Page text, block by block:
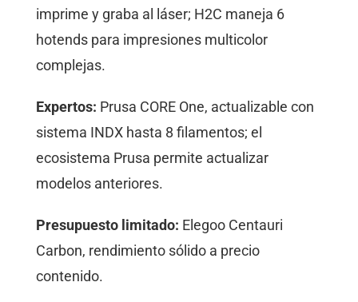
imprime y graba al láser; H2C maneja 6
hotends para impresiones multicolor
complejas.
Expertos: Prusa CORE One, actualizable con
sistema INDX hasta 8 filamentos; el
ecosistema Prusa permite actualizar
modelos anteriores.
Presupuesto limitado: Elegoo Centauri
Carbon, rendimiento sólido a precio
contenido.